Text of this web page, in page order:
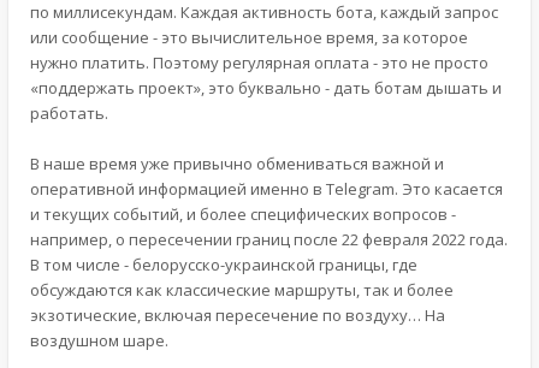
по миллисекундам. Каждая активность бота, каждый запрос
или сообщение - это вычислительное время, за которое
нужно платить. Поэтому регулярная оплата - это не просто
«поддержать проект», это буквально - дать ботам дышать и
работать.
В наше время уже привычно обмениваться важной и
оперативной информацией именно в Telegram. Это касается
и текущих событий, и более специфических вопросов -
например, о пересечении границ после 22 февраля 2022 года.
В том числе - белорусско-украинской границы, где
обсуждаются как классические маршруты, так и более
экзотические, включая пересечение по воздуху… На
воздушном шаре.